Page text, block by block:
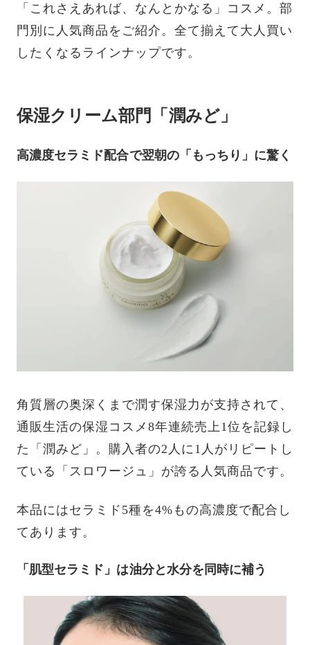
「これさえあれば、なんとかなる」コスメ。部
門別に人気商品をご紹介。全て揃えて大人買い
したくなるラインナップです。
保湿クリーム部門「潤みど」
高濃度セラミド配合で翌朝の「もっちり」に驚く
角質層の奥深くまで潤す保湿力が支持されて、
通販生活の保湿コスメ8年連続売上1位を記録し
た「潤みど」。購入者の2人に1人がリピートし
ている「スロワージュ」が誇る人気商品です。
本品にはセラミド5種を4%もの高濃度で配合し
てあります。
「肌型セラミド」は油分と水分を同時に補う